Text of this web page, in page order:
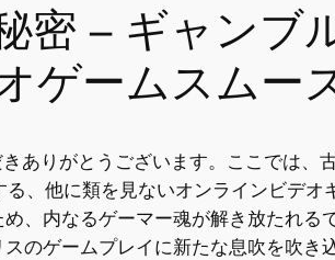
密 – ギャンブ
ゲームスムーズ
ありがとうございます。ここでは、
、他に類を見ないオンラインビデ
、内なるゲーマー魂が解き放たれ
のゲームプレイに新たな息吹を吹